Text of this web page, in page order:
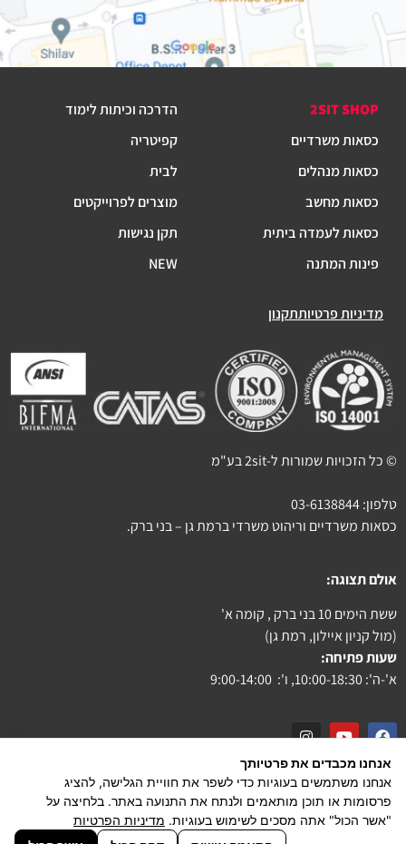
2SIT SHOP
כסאות משרדיים
כסאות מנהלים
כסאות מחשב
כסאות לעמדה ביתית
פינות המתנה
הדרכה וכיתות לימוד
קפיטריה
לבית
מוצרים לפרוייקטים
תקן נגישות
NEW
מדיניות פרטיותתקנון
© כל הזכויות שמורות ל-2sit בע"מ
טלפון:03-6138844
כסאות משרדיים וריהוט משרדי ברמת גן – בני ברק.
אולם תצוגה:
ששת הימים 10 בני ברק , קומה א'
(מול קניון איילון, רמת גן)
שעות פתיחה:
א'-ה': 10:00-18:30, ו': 9:00-14:00
צור קשר
הצהרת נגישות
אנחנו מכבדים את פרטיותך
אנחנו משתמשים בעוגיות כדי לשפר את חוויית הגלישה, להציג
פרסומות או תוכן מותאמים ולנתח את התנועה באתר. בלחיצה על
"אשר הכול" אתה מסכים לשימוש בעוגיות. מדיניות הפרטיות